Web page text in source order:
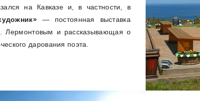
на Кавказе и, в частности, в
— постоянная выставка
Лермонтовым и рассказывающая о
дарования поэта.